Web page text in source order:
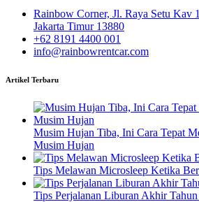
Rainbow Corner, Jl. Raya Setu Kav
Jakarta Timur 13880
+62 8191 4400 001
info@rainbowrentcar.com
Artikel Terbaru
Musim Hujan Tiba, Ini Cara Tepat
Musim Hujan
Tips Melawan Microsleep Ketika
Tips Perjalanan Liburan Akhir